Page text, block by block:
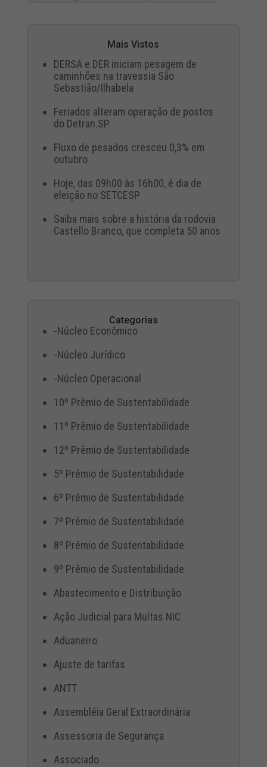
Mais Vistos
DERSA e DER iniciam pesagem de
caminhões na travessia São
Sebastião/Ilhabela
Feriados alteram operação de postos
do Detran.SP
Fluxo de pesados cresceu 0,3% em
outubro
Hoje, das 09h00 às 16h00, é dia de
eleição no SETCESP
Saiba mais sobre a história da rodovia
Castello Branco, que completa 50 anos
Categorias
-Núcleo Econômico
-Núcleo Jurídico
-Núcleo Operacional
10º Prêmio de Sustentabilidade
11º Prêmio de Sustentabilidade
12º Prêmio de Sustentabilidade
5º Prêmio de Sustentabilidade
6º Prêmio de Sustentabilidade
7º Prêmio de Sustentabilidade
8º Prêmio de Sustentabilidade
9º Prêmio de Sustentabilidade
Abastecimento e Distribuição
Ação Judicial para Multas NIC
Aduaneiro
Ajuste de tarifas
ANTT
Assembléia Geral Extraordinária
Assessoria de Segurança
Associado